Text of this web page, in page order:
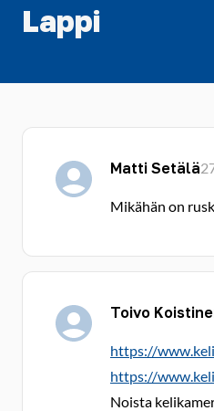
Lappi
Matti Setälä
Mikähän on
Toivo
https://
https://
Noista